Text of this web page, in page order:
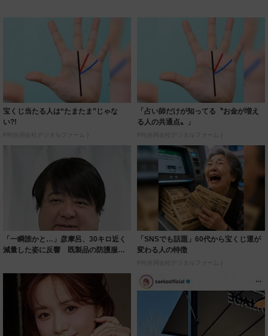
宝くじ当たる人は“たまたま”じゃな
い?!
PR(合同会社デジタルファーム )
「占い師だけが知ってる〝お金が増え
る人の共通点〟」
PR(合同会社デジタルファーム )
「一瞬誰かと…」彦摩呂、30キロ近く
減量した姿に反響 既製品の防護服が
「SNSでも話題」60代から宝くじ運が
変わる人の特徴
PR(合同会社デジタルファーム )